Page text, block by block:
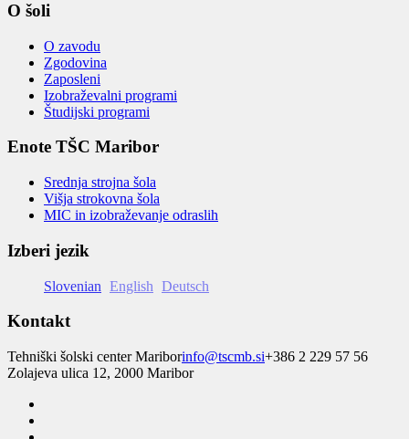
O šoli
O zavodu
Zgodovina
Zaposleni
Izobraževalni programi
Študijski programi
Enote TŠC Maribor
Srednja strojna šola
Višja strokovna šola
MIC in izobraževanje odraslih
Izberi jezik
Slovenian English Deutsch
Kontakt
Tehniški šolski center Mariborinfo@tscmb.si+386 2 229 57 56
Zolajeva ulica 12, 2000 Maribor